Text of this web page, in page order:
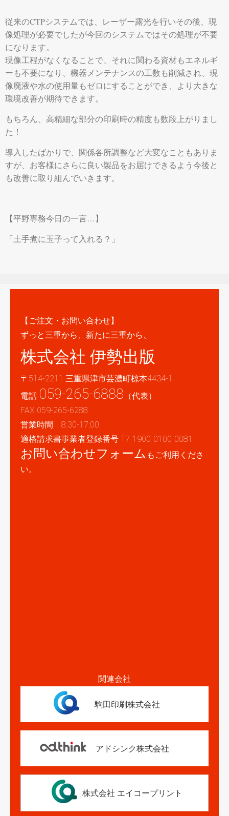
従来のCTPシステムでは、レーザー露光を行いその後、現
像処理が必要でしたが今回のシステムではその処理が不要
になります。
現像工程がなくなることで、それに関わる資材もエネルギ
ーも不要になり、機器メンテナンスの工数も削減され、現
像廃液や水の使用量もゼロにすることができ、より大きな
環境改善が期待できます。
もちろん、高精細な部分の印刷時の精度も数段上がりまし
た！
導入したばかりで、関係各所調整など大変なこともありま
すが、お客様にさらに良い製品をお届けできるよう今後と
も改善に取り組んでいきます。
【平野専務今日の一言…】
「土手煮に玉子って入れる？」
【ご注文・お問い合わせ】
ずっと三重から、新たに三重から、
株式会社 伊勢出版
〒514-2211 三重県津市芸濃町椋本4434-1
電話 059-265-6888 （代表）
FAX 059-265-6288
営業時間 8:30-17:00
適格請求書事業者登録番号 T7-1900-0100-0081
お問い合わせフォーム もご利用くださ
い。
関連会社
駒田印刷株式会社
アドシンク株式会社
株式会社 エイコープリント